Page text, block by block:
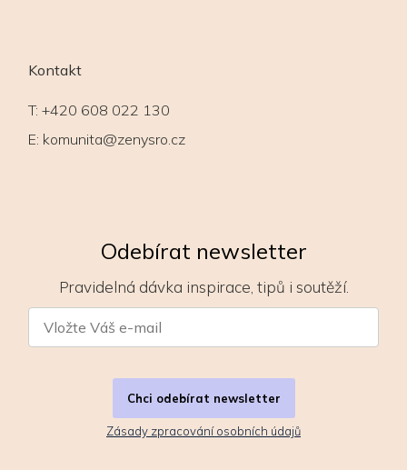
Kontakt
T: +420 608 022 130
E: komunita@zenysro.cz
Odebírat newsletter
Pravidelná dávka inspirace, tipů i soutěží.
Chci odebírat newsletter
Zásady zpracování osobních údajů